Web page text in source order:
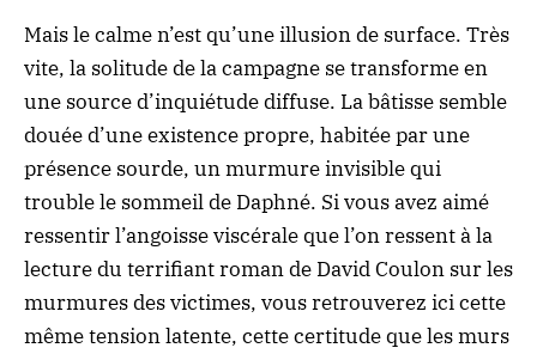
Mais le calme n’est qu’une illusion de surface. Très
vite, la solitude de la campagne se transforme en
une source d’inquiétude diffuse. La bâtisse semble
douée d’une existence propre, habitée par une
présence sourde, un murmure invisible qui
trouble le sommeil de Daphné. Si vous avez aimé
ressentirl’angoisse viscérale que l’on ressent à la
lecture du terrifiant roman de David Coulon sur les
murmures des victimes, vous retrouverez ici cette
même tension latente, cette certitude que les murs